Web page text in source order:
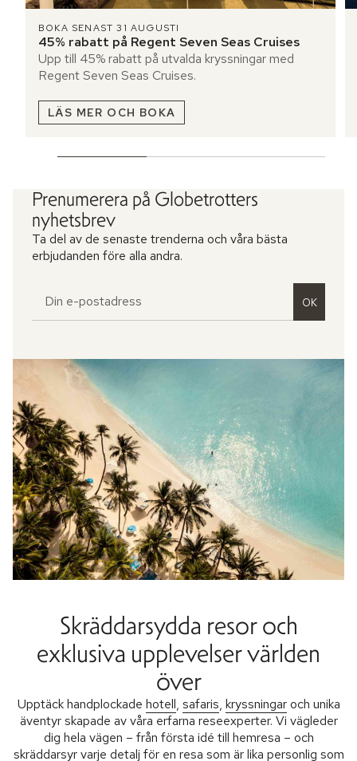
BOKA SENAST 31 AUGUSTI
45% rabatt på Regent Seven Seas Cruises
Upp till 45% rabatt på utvalda kryssningar med
Regent Seven Seas Cruises.
LÄS MER OCH BOKA
Prenumerera på Globetrotters
nyhetsbrev
Ta del av de senaste trenderna och våra bästa
erbjudanden före alla andra.
OK
Skräddarsydda resor och
exklusiva upplevelser världen
över
Upptäck handplockade hotell, safaris, kryssningaroch unika
äventyr skapade av våra erfarna reseexperter. Vi vägleder
dig hela vägen – från första idé till hemresa – och
skräddarsyr varje detalj för en resa som är lika personlig som